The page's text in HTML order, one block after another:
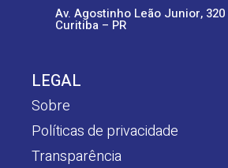
Av. Agostinho Leão Junior,
Curitiba – PR
LEGAL
Sobre
Políticas de privacidade
Transparência